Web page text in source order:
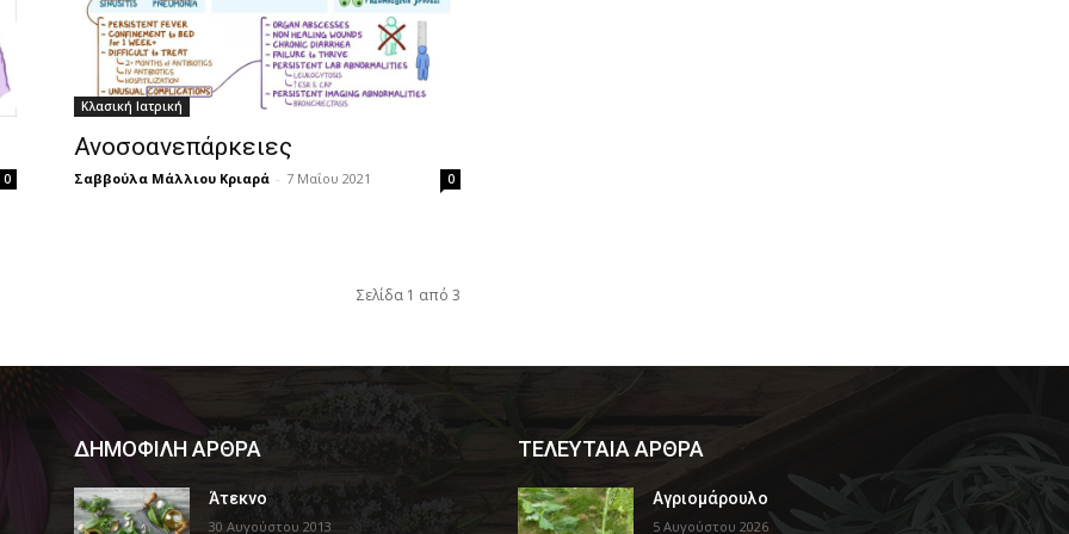
0
Κλασική Ιατρική
Ανοσοανεπάρκειες
Σαββούλα Μάλλιου Κριαρά - 7 Μαΐου 2021 0
Σελίδα 1 από 3
ΔΗΜΟΦΙΛΗ ΑΡΘΡΑ
Άτεκνο
30 Αυγούστου 2013
ΤΕΛΕΥΤΑΙΑ ΑΡΘΡΑ
Αγριομάρουλο
5 Αυγούστου 2026